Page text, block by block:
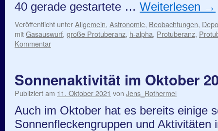
40 gerade gestartete … Weiterlesen →
Veröffentlicht unterAllgemein, Astronomie, Beobachtungen,
mitGasauswurf, große Protuberanz, h-alpha, Protuberanz,
Kommentar
Sonnenaktivität im Oktober
Publiziert am 11. Oktober 2021 von Jens_Rothermel
Auch im Oktober hat es bereits einige
Sonnenfleckengruppen und Aktivitäten